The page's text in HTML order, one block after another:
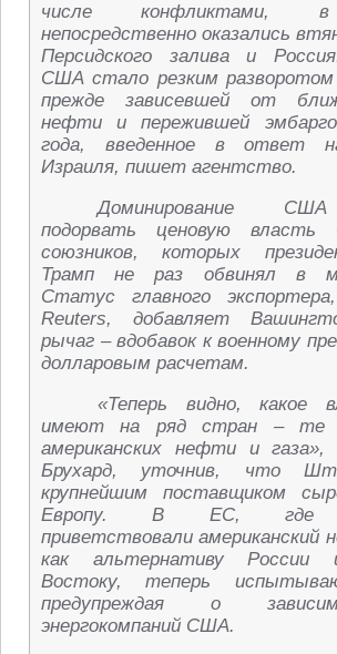
числе конфликтами,
непосредственно оказались
Персидского залива и
США стало резким
прежде зависевшей от
нефти и пережившей
года, введенное в ответ
Израиля, пишет агентство.
Доминирование
подорвать ценовую
союзников, которых
Трамп не раз обвинял в
Статус главного
Reuters, добавляет
рычаг – вдобавок к военному
долларовым расчетам.
«Теперь видно, какое
имеют на ряд стран – те
американских нефти и
Брухард, уточнив, что
крупнейшим поставщиком
Европу. В ЕС, где
приветствовали американский
как альтернативу России
Востоку, теперь
предупреждая о
энергокомпаний США.